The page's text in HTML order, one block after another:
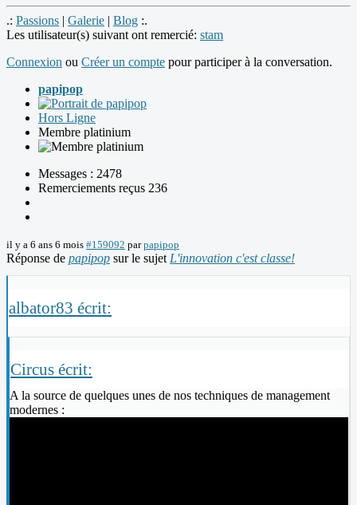
.: Passions | Galerie | Blog :.
Les utilisateur(s) suivant ont remercié: stam
Connexion ou Créer un compte pour participer à la conversation.
papipop
Hors Ligne
Membre platinium
Messages : 2478
Remerciements reçus 236
il y a 6 ans 6 mois #159092 parpapipop
Réponse de papipop sur le sujet L'innovation c'est classe!
albator83 écrit:
Circus écrit:
A la source de quelques unes de nos techniques de management
modernes :